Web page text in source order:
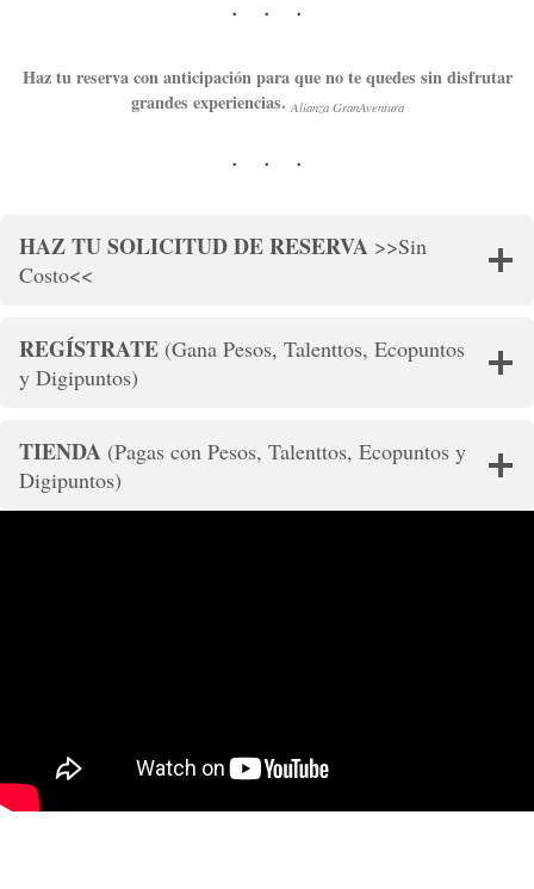
Haz tu reserva con anticipación para que no te quedes sin disfrutar
grandes experiencias. Alianza GranAventura
HAZ TU SOLICITUD DE RESERVA >>Sin
Costo<<
REGÍSTRATE (Gana Pesos, Talenttos, Ecopuntos
y Digipuntos)
TIENDA (Pagas con Pesos, Talenttos, Ecopuntos y
Digipuntos)